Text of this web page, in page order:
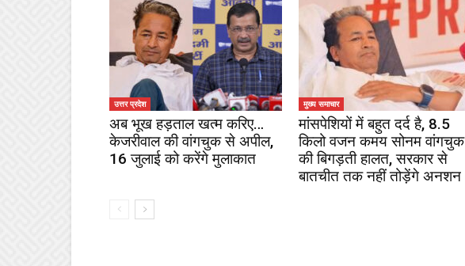
उत्तर प्रदेश
अब भूख हड़ताल खत्म करिए…
केजरीवाल की वांगचुक से अपील,
16 जुलाई को करेंगे मुलाकात
मुख्य समाचार
मांसपेशियों में बहुत दर्द है, 8.5
किलो वजन कमय सोनम वांगचुक
की बिगड़ती हालत, सरकार से
बातचीत तक नहीं तोड़ेंगे अनशन